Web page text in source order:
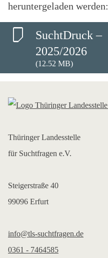
heruntergeladen werden:
SuchtDruck –
2025/2026
(12.52 MB)
Thüringer Landesstelle
für Suchtfragen e.V.
Steigerstraße 40
99096 Erfurt
info@tls-suchtfragen.de
0361 - 7464585